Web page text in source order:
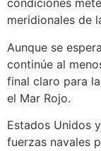
condiciones
meridionales de
Aunque se
continúe al
final claro para
el Mar Rojo.
Estados Unidos
fuerzas navales